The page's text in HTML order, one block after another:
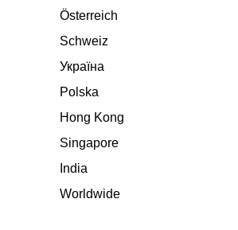
Österreich
Schweiz
Україна
Polska
Hong Kong
Singapore
India
Worldwide